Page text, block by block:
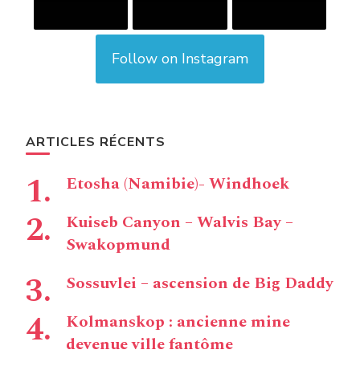
Follow on Instagram
ARTICLES RÉCENTS
Etosha (Namibie)- Windhoek
Kuiseb Canyon – Walvis Bay –
Swakopmund
Sossuvlei – ascension de Big Daddy
Kolmanskop : ancienne mine
devenue ville fantôme